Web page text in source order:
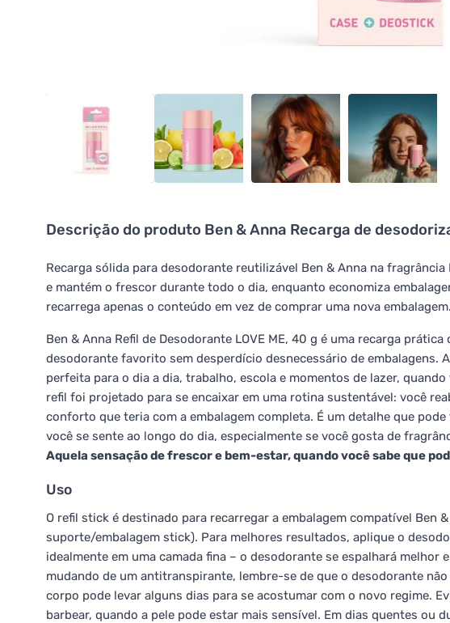
Descrição do produto Ben & Anna Recarga de
Recarga sólida para desodorante reutilizável Ben & Anna na
e mantém o frescor durante todo o dia, enquanto economiza
recarrega apenas o conteúdo em vez de comprar uma nova embalagem.
Ben & Anna Refil de Desodorante LOVE ME, 40 g é uma recarga
desodorante favorito sem desperdício desnecessário de embalagens.
perfeita para o dia a dia, trabalho, escola e momentos de lazer,
refil foi projetado para se encaixar em uma rotina sustentável: você
conforto que teria com a embalagem completa. É um detalhe que
você se sente ao longo do dia, especialmente se você gosta de
Aquela sensação de frescor e bem-estar, quando você sabe que
Uso
O refil stick é destinado para recarregar a embalagem compatível Ben
suporte/embalagem stick). Para melhores resultados, aplique o
idealmente em uma camada fina – o desodorante se espalhará melhor
mudando de um antitranspirante, lembre-se de que o desodorante
corpo pode levar alguns dias para se acostumar com o novo regime.
barbear, quando a pele pode estar mais sensível. Em dias quentes ou